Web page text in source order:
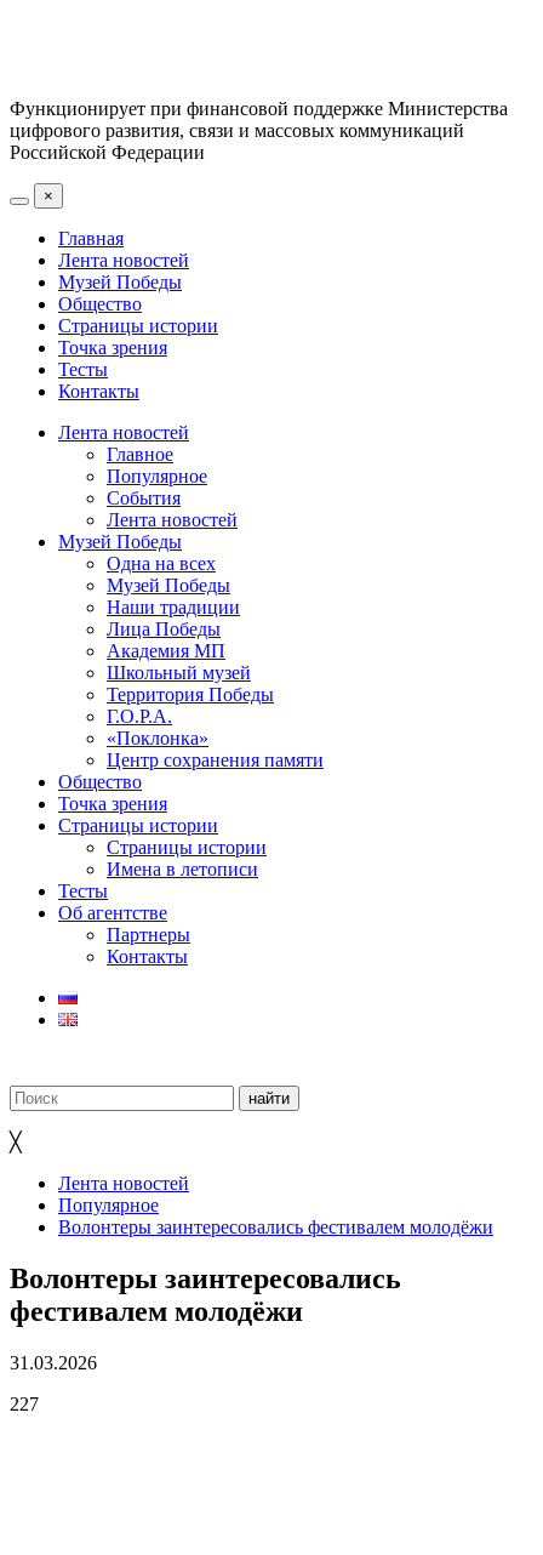
Функционирует при финансовой поддержке Министерства
цифрового развития, связи и массовых коммуникаций
Российской Федерации
×
Главная
Лента новостей
Музей Победы
Общество
Страницы истории
Точка зрения
Тесты
Контакты
Лента новостей
Главное
Популярное
События
Лента новостей
Музей Победы
Одна на всех
Музей Победы
Наши традиции
Лица Победы
Академия МП
Школьный музей
Территория Победы
Г.О.Р.А.
«Поклонка»
Центр сохранения памяти
Общество
Точка зрения
Страницы истории
Страницы истории
Имена в летописи
Тесты
Об агентстве
Партнеры
Контакты
╳
Лента новостей
Популярное
Волонтеры заинтересовались фестивалем молодёжи
Волонтеры заинтересовались
фестивалем молодёжи
31.03.2026
227